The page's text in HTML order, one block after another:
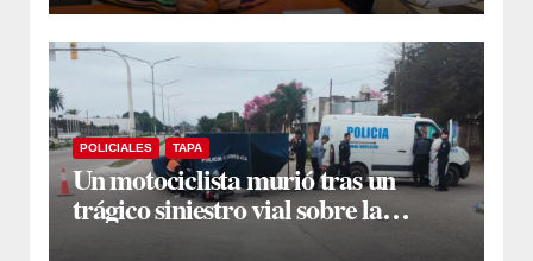
POLICIALES TAPA
Un motociclista murió tras un
trágico siniestro vial sobre la
avenida Lugones